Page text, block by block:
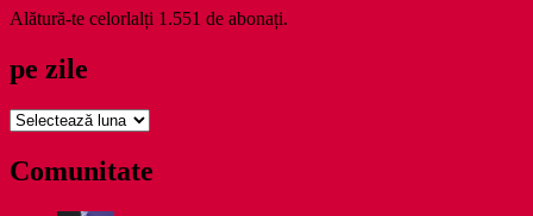
Alătură-te celorlalți 1.551 de abonați.
pe zile
pe
Comunitate